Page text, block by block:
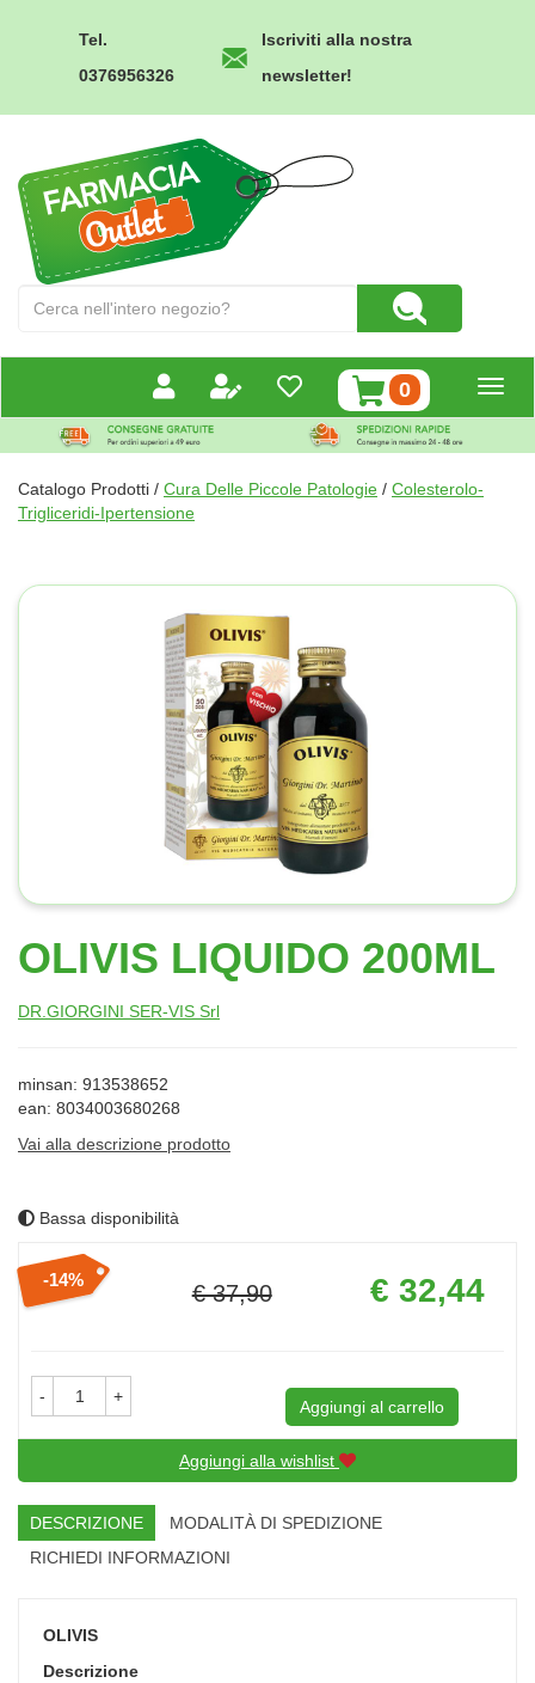
Tel.
0376956326
Iscriviti alla nostra
newsletter!
Outlet
Prodotto
Cerca Prodotto
0prodotti
inseriti
Catalogo Prodotti / Cura Delle Piccole Patologie / Colesterolo-
Trigliceridi-Ipertensione
OLIVIS LIQUIDO 200ML
DR.GIORGINI SER-VIS Srl
minsan: 913538652
ean: 8034003680268
Vai alla descrizione prodotto
Bassa disponibilità
Sconto
14%
€ 37,90
Prezzo
scontato
€ 32,44
- +
Aggiungi al carrello
Aggiungi alla wishlist
DESCRIZIONE
MODALITÀ DI SPEDIZIONE
RICHIEDI INFORMAZIONI
OLIVIS
Descrizione